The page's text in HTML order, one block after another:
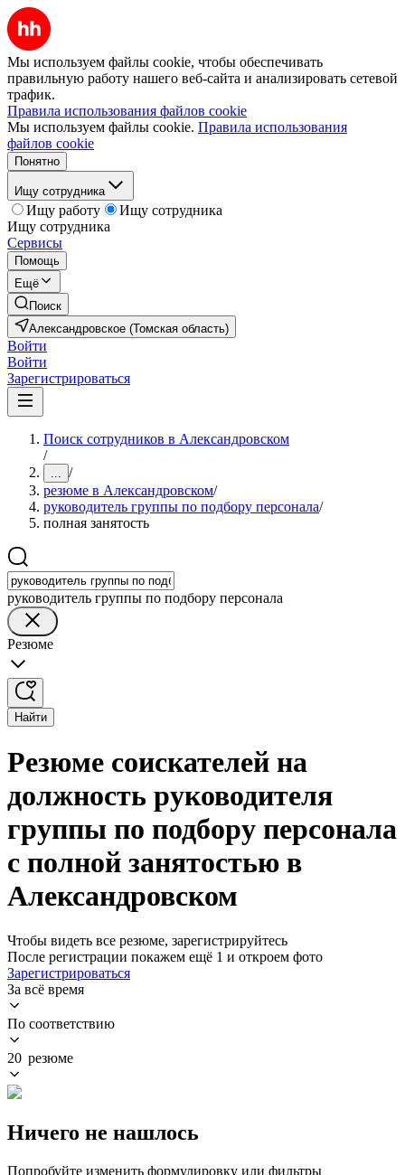
Мы используем файлы cookie, чтобы обеспечивать
правильную работу нашего веб-сайта и анализировать сетевой
трафик.
Правила использования файлов cookie
Мы используем файлы cookie. Правила использования
файлов cookie
Понятно
Ищу сотрудника
Ищу работу
Ищу сотрудника
Ищу сотрудника
Сервисы
Помощь
Ещё
Поиск
Александровское (Томская область)
Войти
Войти
Зарегистрироваться
Поиск сотрудников в Александровском
/
... /
резюме в Александровском/
руководитель группы по подбору персонала/
полная занятость
руководитель группы по подбору персонала
Резюме
Найти
Резюме соискателей на
должность руководителя
группы по подбору персонала
с полной занятостью в
Александровском
Чтобы видеть все резюме, зарегистрируйтесь
После регистрации покажем ещё 1 и откроем фото
Зарегистрироваться
За всё время
По соответствию
20 резюме
Ничего не нашлось
Попробуйте изменить формулировку или фильтры